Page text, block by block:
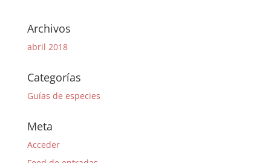
Archivos
abril 2018
Categorías
Guías de especies
Meta
Acceder